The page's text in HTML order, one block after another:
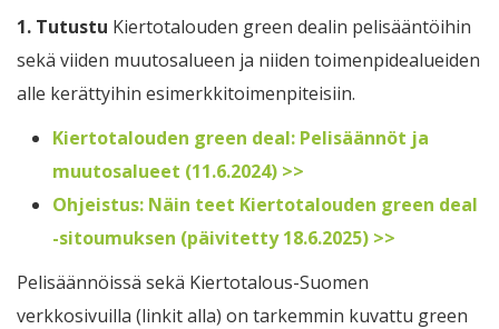
1. Tutustu Kiertotalouden green dealin pelisääntöihin
sekä viiden muutosalueen ja niiden toimenpidealueiden
alle kerättyihin esimerkkitoimenpiteisiin.
Kiertotalouden green deal: Pelisäännöt ja
muutosalueet (11.6.2024) >>
Ohjeistus: Näin teet Kiertotalouden green deal
-sitoumuksen (päivitetty 18.6.2025) >>
Pelisäännöissä sekä Kiertotalous-Suomen
verkkosivuilla (linkit alla) on tarkemmin kuvattu green